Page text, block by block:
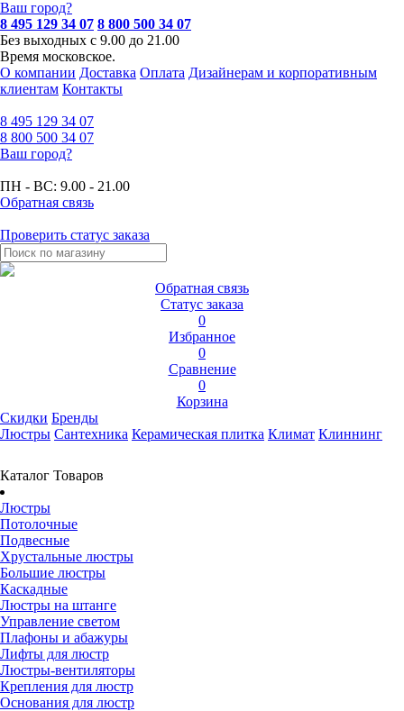
Ваш город?
8 495 129 34 07 8 800 500 34 07
Без выходных с 9.00 до 21.00
Время московское.
О компании Доставка Оплата Дизайнерам и корпоративным
клиентам Контакты
8 495 129 34 07
8 800 500 34 07
Ваш город?
ПН - ВС: 9.00 - 21.00
Обратная связь
Проверить статус заказа
Обратная связь
Статус заказа
0
Избранное
0
Сравнение
0
Корзина
Скидки Бренды
Люстры Сантехника Керамическая плитка Климат Клиннинг
Каталог Товаров
Люстры
Потолочные
Подвесные
Хрустальные люстры
Большие люстры
Каскадные
Люстры на штанге
Управление светом
Плафоны и абажуры
Лифты для люстр
Люстры-вентиляторы
Крепления для люстр
Основания для люстр